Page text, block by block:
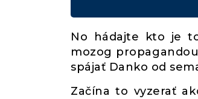
No hádajte kto je
mozog
spájať Danko od
Začína to vyzerať